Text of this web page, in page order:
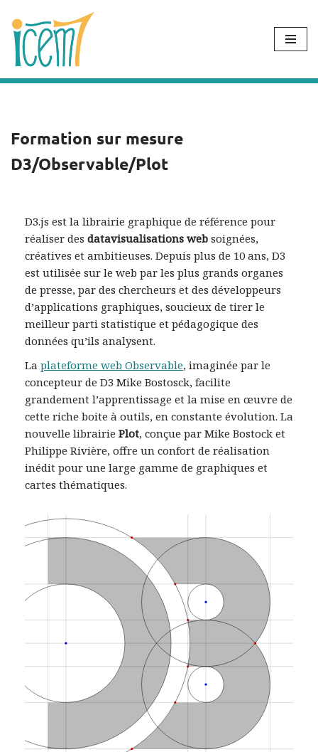
Aller
au
Formation sur mesure
D3/Observable/Plot
D3.js est la librairie graphique de référence pour
réaliser des datavisualisations web soignées,
créatives et ambitieuses. Depuis plus de 10 ans, D3
est utilisée sur le web par les plus grands organes
de presse, par des chercheurs et des développeurs
d’applications graphiques, soucieux de tirer le
meilleur parti statistique et pédagogique des
données qu’ils analysent.
La plateforme web Observable, imaginée par le
concepteur de D3 Mike Bostosck, facilite
grandement l’apprentissage et la mise en œuvre de
cette riche boite à outils, en constante évolution. La
nouvelle librairie Plot, conçue par Mike Bostock et
Philippe Rivière, offre un confort de réalisation
inédit pour une large gamme de graphiques et
cartes thématiques.